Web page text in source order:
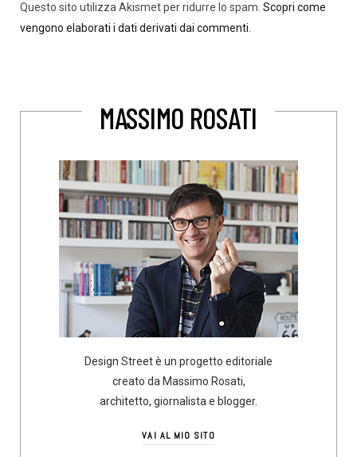
Questo sito utilizza Akismet per ridurre lo spam. Scopri come
vengono elaborati i dati derivati dai commenti.
MASSIMO ROSATI
Design Street è un progetto editoriale
creato da Massimo Rosati,
architetto, giornalista e blogger.
VAI AL MIO SITO